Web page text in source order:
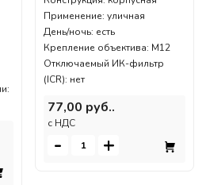
Применение: уличная
День/ночь: есть
Крепление объектива: M12
Отключаемый ИК-фильтр
(ICR): нет
77,00 руб..
c НДС
- +